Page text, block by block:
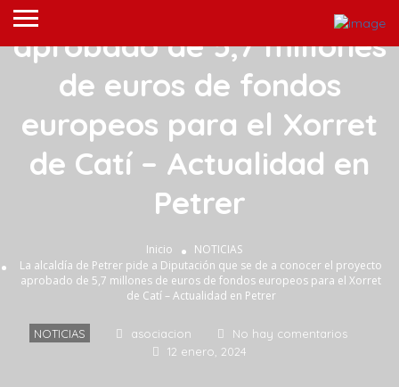
aprobado de 5,7 millones
de euros de fondos
europeos para el Xorret
de Catí – Actualidad en
Petrer
Inicio
NOTICIAS
La alcaldía de Petrer pide a Diputación que se de a conocer el proyecto
aprobado de 5,7 millones de euros de fondos europeos para el Xorret
de Catí – Actualidad en Petrer
NOTICIAS asociacion
No hay comentarios
12 enero, 2024